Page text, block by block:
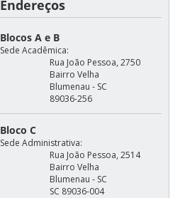
Endereços
Blocos A e B
Sede Acadêmica:
Rua João Pessoa, 2750
Bairro Velha
Blumenau - SC
89036-256
Bloco C
Sede Administrativa:
Rua João Pessoa, 2514
Bairro Velha
Blumenau - SC
SC 89036-004